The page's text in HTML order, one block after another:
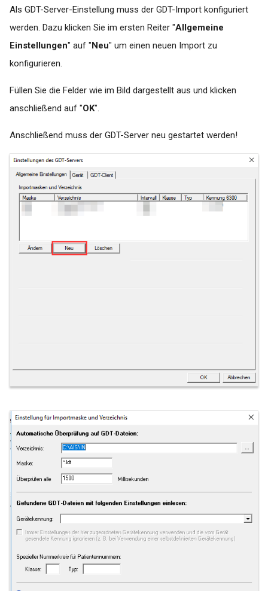
Als GDT-Server-Einstellung muss der GDT-Import konfiguriert
werden. Dazu klicken Sie im ersten Reiter "Allgemeine
Einstellungen" auf "Neu" um einen neuen Import zu
konfigurieren.
Füllen Sie die Felder wie im Bild dargestellt aus und klicken
anschließend auf "OK".
Anschließend muss der GDT-Server neu gestartet werden!